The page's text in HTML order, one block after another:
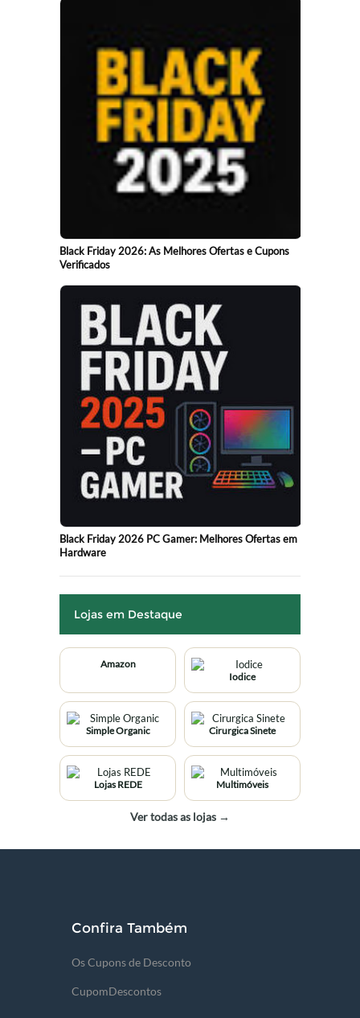
Black Friday 2026: As Melhores Ofertas e Cupons
Verificados
Black Friday 2026 PC Gamer: Melhores Ofertas em
Hardware
Lojas em Destaque
Amazon
Iodice
Simple Organic Cirurgica Sinete
Lojas REDE Multimóveis
Ver todas as lojas →
Confira Também
Os Cupons de Desconto
CupomDescontos